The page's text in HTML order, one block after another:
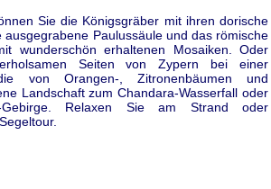
Sie die Königsgräber mit ihren dorische
ausgegrabene Paulussäule und das römische
wunderschön erhaltenen Mosaiken. Oder
Seiten von Zypern bei einer
von Orangen-, Zitronenbäumen und
Landschaft zum Chandara-Wasserfall oder
Gebirge. Relaxen Sie am Strand oder